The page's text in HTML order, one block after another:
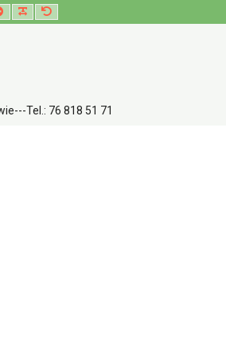
larger
Make
font
Set
default
Tel.: 76 818 51 71